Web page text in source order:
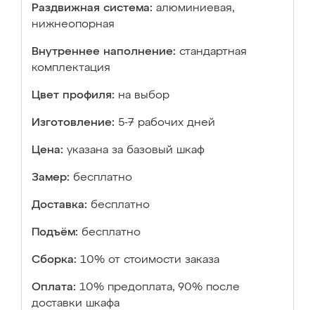
Раздвижная система: алюминиевая,
нижнеопорная
Внутреннее наполнение: стандартная
комплектация
Цвет профиля: на выбор
Изготовление: 5-7 рабочих дней
Цена: указана за базовый шкаф
Замер: бесплатно
Доставка: бесплатно
Подъём: бесплатно
Сборка: 10% от стоимости заказа
Оплата: 10% предоплата, 90% после
доставки шкафа